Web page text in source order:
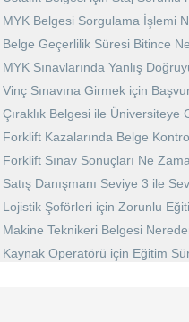
MYK Belgesi Sorgulama İşlemi
Belge Geçerlilik Süresi Bitince
MYK Sınavlarında Yanlış
Vinç Sınavına Girmek için
Çıraklık Belgesi ile Üniversiteye
Forklift Kazalarında Belge
Forklift Sınav Sonuçları Ne
Satış Danışmanı Seviye 3 ile
Lojistik Şoförleri için Zorunlu
Makine Teknikeri Belgesi
Kaynak Operatörü için Eğitim